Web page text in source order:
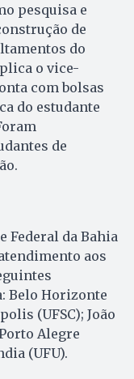
pesquisa e
de
do
o vice-
com bolsas
do estudante
de
Federal da Bahia
aos
Belo Horizonte
(UFSC); João
Alegre
(UFU).